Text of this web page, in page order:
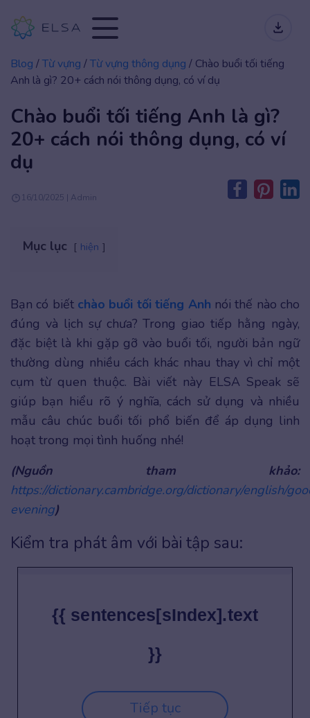
Blog /Từ vựng /Từ vựng thông dụng / Chào buổi tối tiếng
Anh là gì? 20+ cách nói thông dụng, có ví dụ
Chào buổi tối tiếng Anh là gì?
20+ cách nói thông dụng, có ví
dụ
16/10/2025 | Admin
Mục lục hiện
Bạn có biết chào buổi tối tiếng Anh nói thế nào cho
đúng và lịch sự chưa? Trong giao tiếp hằng ngày,
đặc biệt là khi gặp gỡ vào buổi tối, người bản ngữ
thường dùng nhiều cách khác nhau thay vì chỉ một
cụm từ quen thuộc. Bài viết này ELSA Speak sẽ
giúp bạn hiểu rõ ý nghĩa, cách sử dụng và nhiều
mẫu câu chúc buổi tối phổ biến để áp dụng linh
hoạt trong mọi tình huống nhé!
(Nguồn tham khảo:
https://dictionary.cambridge.org/dictionary/english/
evening)
Kiểm tra phát âm với bài tập sau:
{{ sentences[sIndex].text
}}
Tiếp tục